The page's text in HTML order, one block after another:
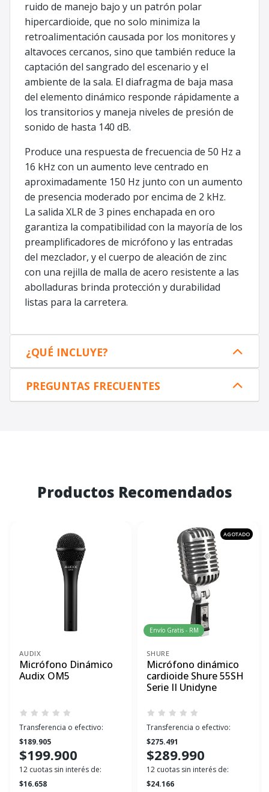
ruido de manejo bajo y un patrón polar
hipercardioide, que no solo minimiza la
retroalimentación causada por los monitores y
altavoces cercanos, sino que también reduce la
captación del sangrado del escenario y el
ambiente de la sala. El diafragma de baja masa
del elemento dinámico responde rápidamente a
los transitorios y maneja niveles de presión de
sonido de hasta 140 dB.
Produce una respuesta de frecuencia de 50 Hz a
16 kHz con un aumento leve centrado en
aproximadamente 150 Hz junto con un aumento
de presencia moderado por encima de 2 kHz.
La salida XLR de 3 pines enchapada en oro
garantiza la compatibilidad con la mayoría de los
preamplificadores de micrófono y las entradas
del mezclador, y el cuerpo de aleación de zinc
con una rejilla de malla de acero resistente a las
abolladuras brinda protección y durabilidad
listas para la carretera.
¿QUÉ INCLUYE?
PREGUNTAS FRECUENTES
Productos Recomendados
AUDIX
Micrófono Dinámico
Audix OM5
Transferencia o efectivo:
$189.905
$199.900
12 cuotas sin interés de:
$16.658
AGOTADO
Envío Gratis - RM
SHURE
Micrófono dinámico
cardioide Shure 55SH
Serie II Unidyne
Transferencia o efectivo:
$275.491
$289.990
12 cuotas sin interés de:
$24.166